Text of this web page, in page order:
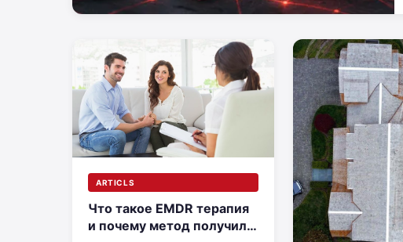
ARTICLS
Что такое EMDR терапия
и почему метод получил